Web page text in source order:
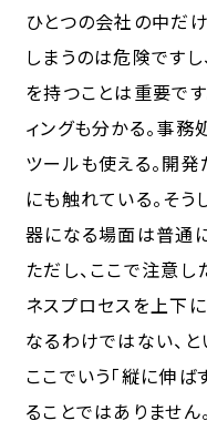
ひとつの会社の中だ
しまうのは危険です
を持つことは重要で
ィングも分かる。事
ツールも使える。開
にも触れている。そ
器になる場面は普通に
ただし、ここで注意し
ネスプロセスを上下
なるわけではない、と
ここでいう「縦に伸ば
ることではありません